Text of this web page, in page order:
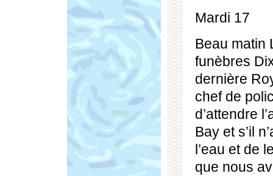
Mardi 17
Beau matin
funèbres
dernière
chef de
d’attendre
Bay et s’il
l’eau et de
que nous